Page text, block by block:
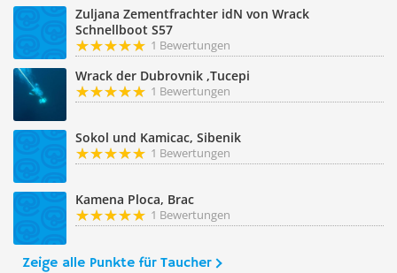
Zuljana Zementfrachter idN von Wrack
Schnellboot S57
1 Bewertungen
Wrack der Dubrovnik ,Tucepi
1 Bewertungen
Sokol und Kamicac, Sibenik
1 Bewertungen
Kamena Ploca, Brac
1 Bewertungen
Zeige alle Punkte für Taucher